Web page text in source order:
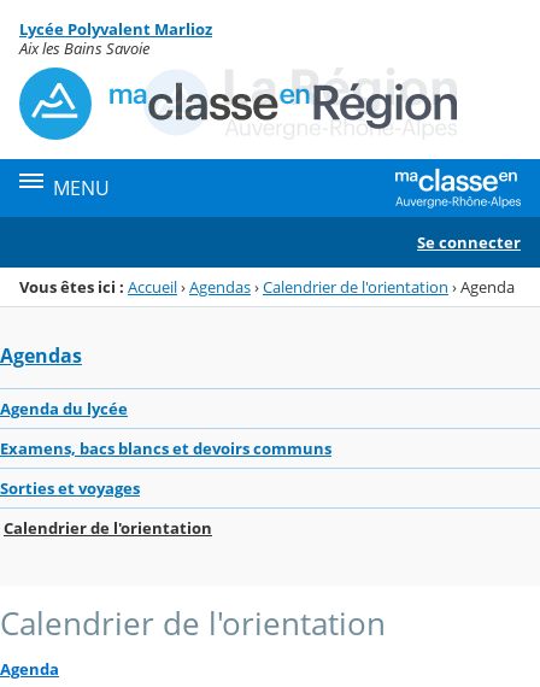
Menu de la rubrique
Contenu
Lycée Polyvalent Marlioz
Aix les Bains Savoie
MENU
Se connecter
Vous êtes ici : Accueil›Agendas›Calendrier de l'orientation ›Agenda
Agendas
Agenda du lycée
Examens, bacs blancs et devoirs communs
Sorties et voyages
Calendrier de l'orientation
Calendrier de l'orientation
Agenda